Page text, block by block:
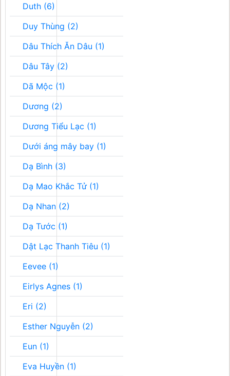
Duth (6)
Duy Thùng (2)
Dâu Thích Ăn Dâu (1)
Dâu Tây (2)
Dã Mộc (1)
Dương (2)
Dương Tiểu Lạc (1)
Dưới áng mây bay (1)
Dạ Bình (3)
Dạ Mao Khắc Tử (1)
Dạ Nhan (2)
Dạ Tước (1)
Dật Lạc Thanh Tiêu (1)
Eevee (1)
Eirlys Agnes (1)
Eri (2)
Esther Nguyễn (2)
Eun (1)
Eva Huyền (1)